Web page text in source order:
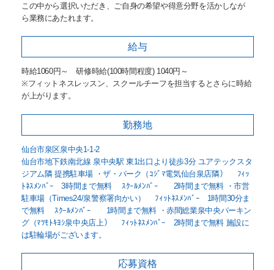
この中から選択いただき、ご自身の希望や得意分野を活かしなが
ら業務にあたれます。
給与
時給1060円～ 研修時給(100時間程度) 1040円～
※フィットネスレッスン、スクールチーフを担当するとさらに時給
が上がります。
勤務地
仙台市泉区泉中央1-1-2
仙台市地下鉄南北線 泉中央駅 東1出口より徒歩3分 ユアテックスタ
ジアム隣 提携駐車場 ・ザ・パーク（ｺｼﾞﾏ電気仙台泉店隣） ﾌｨｯ
ﾄﾈｽﾒﾝﾊﾞｰ 3時間まで無料 ｽｸｰﾙﾒﾝﾊﾞｰ 2時間まで無料 ・市営
駐車場（Times24/泉警察署向かい） ﾌｨｯﾄﾈｽﾒﾝﾊﾞｰ 1時間30分ま
で無料 ｽｸｰﾙﾒﾝﾊﾞｰ 1時間まで無料 ・赤間総業泉中央パーキン
グ（ﾏﾂﾓﾄｷﾖｼ泉中央店上） ﾌｨｯﾄﾈｽﾒﾝﾊﾞｰ 2時間まで無料 施設に
は駐輪場がございます。
応募資格